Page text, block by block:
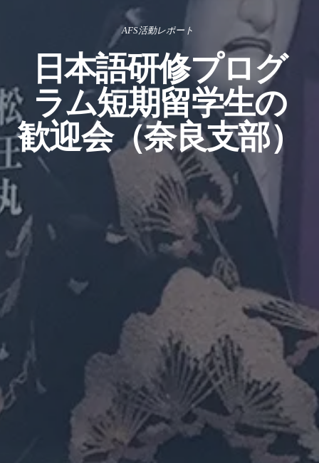
AFS活動レポート
日本語研修プログ
ラム短期留学生の
歓迎会（奈良支部）